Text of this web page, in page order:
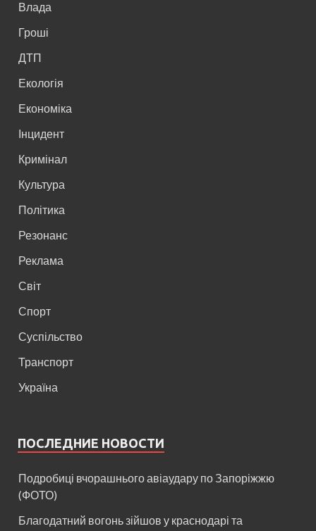
Влада
Гроші
ДТП
Екологія
Економіка
Інцидент
Кримінал
Культура
Політика
Резонанс
Реклама
Світ
Спорт
Суспільство
Транспорт
Україна
ПОСЛЕДНИЕ НОВОСТИ
Подробиці вчорашнього авіаудару по Запоріжжю
(ФОТО)
Благодатний вогонь зійшов у краснодарі та